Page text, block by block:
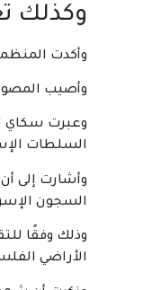
وكذلك
وأكدت
وأصيب
وعبرت سكاي
السلطات
السجون
وذلك وفقًا
الأراضي